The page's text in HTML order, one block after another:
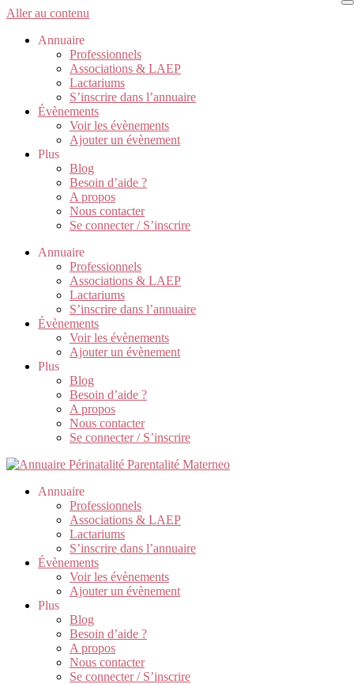
Aller au contenu
Annuaire
Professionnels
Associations & LAEP
Lactariums
S’inscrire dans l’annuaire
Évènements
Voir les évènements
Ajouter un évènement
Plus
Blog
Besoin d’aide ?
A propos
Nous contacter
Se connecter / S’inscrire
Annuaire
Professionnels
Associations & LAEP
Lactariums
S’inscrire dans l’annuaire
Évènements
Voir les évènements
Ajouter un évènement
Plus
Blog
Besoin d’aide ?
A propos
Nous contacter
Se connecter / S’inscrire
Annuaire
Professionnels
Associations & LAEP
Lactariums
S’inscrire dans l’annuaire
Évènements
Voir les évènements
Ajouter un évènement
Plus
Blog
Besoin d’aide ?
A propos
Nous contacter
Se connecter / S’inscrire